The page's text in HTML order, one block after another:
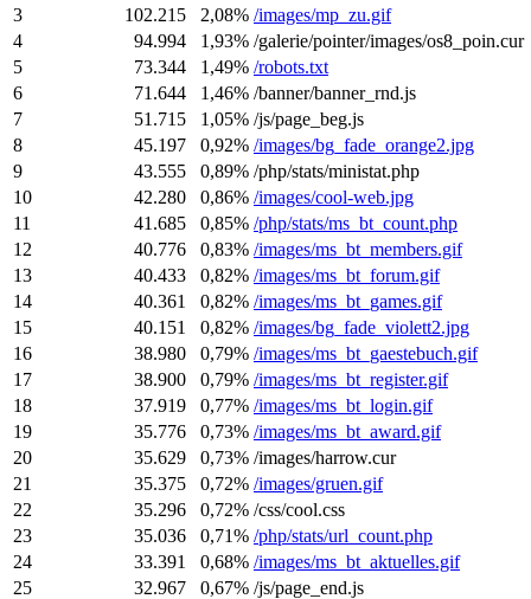
3
102.215 2,08% /images/mp_zu.gif
4
94.994 1,93% /galerie/pointer/images/os8_poin.cur
5
73.344 1,49% /robots.txt
6
71.644 1,46% /banner/banner_rnd.js
7
51.715 1,05% /js/page_beg.js
8
45.197 0,92% /images/bg_fade_orange2.jpg
9
43.555 0,89% /php/stats/ministat.php
10
42.280 0,86% /images/cool-web.jpg
11
41.685 0,85% /php/stats/ms_bt_count.php
12
40.776 0,83% /images/ms_bt_members.gif
13
40.433 0,82% /images/ms_bt_forum.gif
14
40.361 0,82% /images/ms_bt_games.gif
15
40.151 0,82% /images/bg_fade_violett2.jpg
16
38.980 0,79% /images/ms_bt_gaestebuch.gif
17
38.900 0,79% /images/ms_bt_register.gif
18
37.919 0,77% /images/ms_bt_login.gif
19
35.776 0,73% /images/ms_bt_award.gif
20
35.629 0,73% /images/harrow.cur
21
35.375 0,72% /images/gruen.gif
22
35.296 0,72% /css/cool.css
23
35.036 0,71% /php/stats/url_count.php
24
33.391 0,68% /images/ms_bt_aktuelles.gif
25
32.967 0,67% /js/page_end.js